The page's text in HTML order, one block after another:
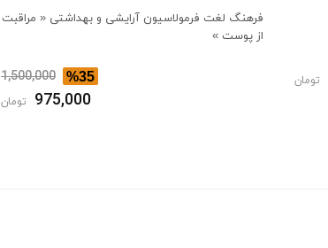
تومان
فرهنگ لغت فرمولاسیون آرایشی و بهداشتی « مراقبت
از پوست »
%35
1,500,000
975,000 تومان